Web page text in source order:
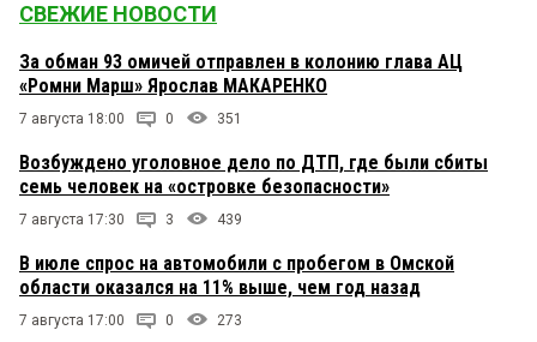
СВЕЖИЕ НОВОСТИ
За обман 93 омичей отправлен в колонию глава АЦ
«Ромни Марш» Ярослав МАКАРЕНКО
7 августа 18:00 0 351
Возбуждено уголовное дело по ДТП, где были сбиты
семь человек на «островке безопасности»
7 августа 17:30 3 439
В июле спрос на автомобили с пробегом в Омской
области оказался на 11% выше, чем год назад
7 августа 17:00 0 273